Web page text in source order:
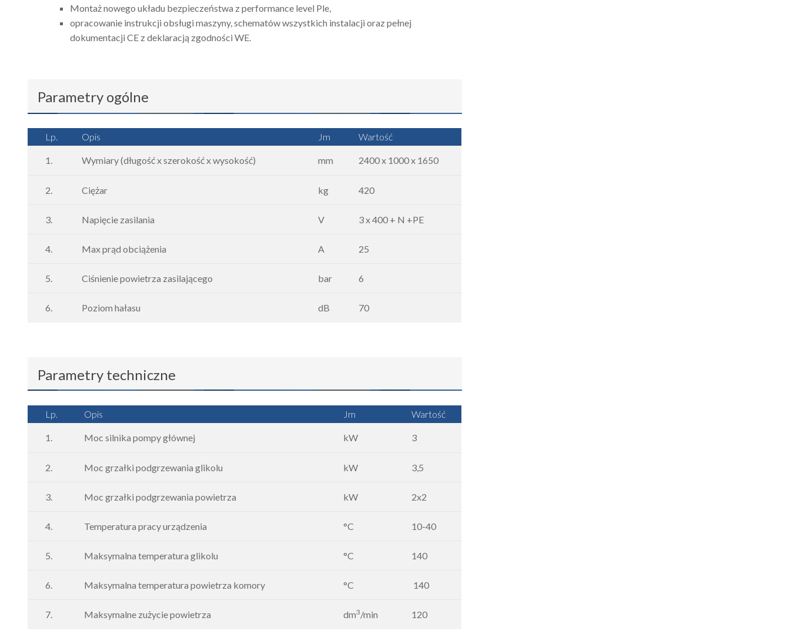
Montaż nowego układu bezpieczeństwa z performance level Ple,
opracowanie instrukcji obsługi maszyny, schematów wszystkich instalacji oraz pełnej
dokumentacji CE z deklaracją zgodności WE.
Parametry ogólne
Lp. Opis Jm Wartość
1. Wymiary (długość x szerokość x wysokość) mm 2400 x 1000 x 1650
2. Ciężar kg 420
3. Napięcie zasilania V 3 x 400 + N +PE
4. Max prąd obciążenia A 25
5. Ciśnienie powietrza zasilającego bar 6
6. Poziom hałasu dB 70
Parametry techniczne
Lp. Opis Jm Wartość
1. Moc silnika pompy głównej kW 3
2. Moc grzałki podgrzewania glikolu kW 3,5
3. Moc grzałki podgrzewania powietrza kW 2x2
4. Temperatura pracy urządzenia °C 10-40
5. Maksymalna temperatura glikolu °C 140
6. Maksymalna temperatura powietrza komory °C 140
7. Maksymalne zużycie powietrza dm3/min 120